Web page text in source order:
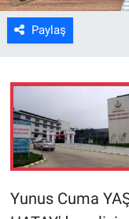
Paylaş
Yunus Cuma